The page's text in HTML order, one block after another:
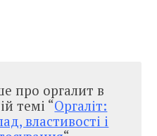
про оргалит в
темі “Оргаліт:
властивості і